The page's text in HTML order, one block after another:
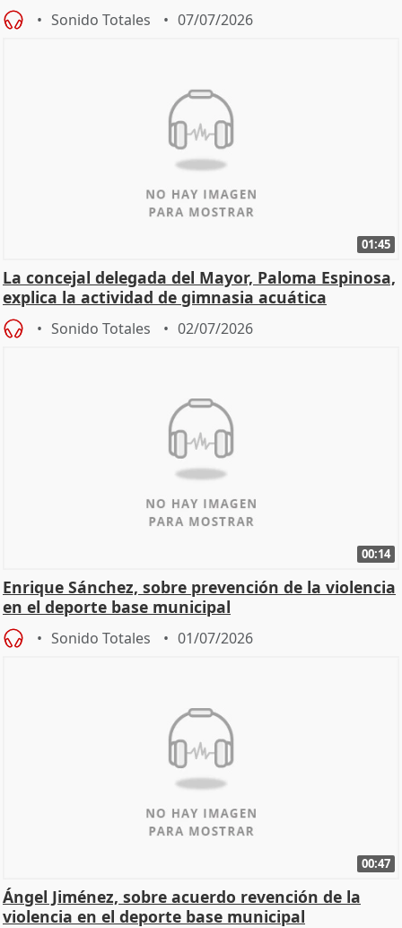
Sonido Totales 07/07/2026
01:45
La concejal delegada del Mayor, Paloma Espinosa,
explica la actividad de gimnasia acuática
Sonido Totales 02/07/2026
00:14
Enrique Sánchez, sobre prevención de la violencia
en el deporte base municipal
Sonido Totales 01/07/2026
00:47
Ángel Jiménez, sobre acuerdo revención de la
violencia en el deporte base municipal